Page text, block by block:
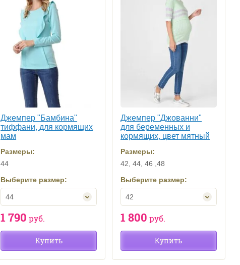
Джемпер "Бамбина"
тиффани, для кормящих
мам
Размеры:
44
Выберите размер:
44
1 790 руб.
Купить
Джемпер "Джованни"
для беременных и
кормящих, цвет мятный
Размеры:
42, 44, 46 ,48
Выберите размер:
42
1 800 руб.
Купить